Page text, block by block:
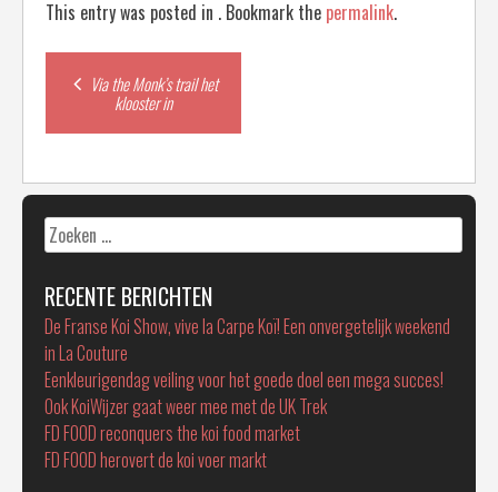
This entry was posted in . Bookmark the permalink.
Post
navigation
Via the Monk’s trail het
klooster in
Zoeken
naar:
RECENTE BERICHTEN
De Franse Koi Show, vive la Carpe Koï! Een onvergetelijk weekend
in La Couture
Eenkleurigendag veiling voor het goede doel een mega succes!
Ook KoiWijzer gaat weer mee met de UK Trek
FD FOOD reconquers the koi food market
FD FOOD herovert de koi voer markt